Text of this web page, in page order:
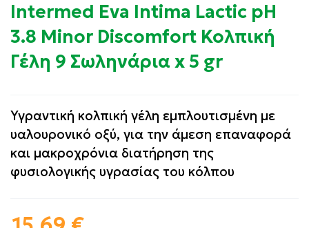
Intermed Eva Intima Lactic pH
3.8 Minor Discomfort Κολπική
Γέλη 9 Σωληνάρια x 5 gr
Υγραντική κολπική γέλη εμπλουτισμένη με
υαλουρονικό οξύ, για την άμεση επαναφορά
και μακροχρόνια διατήρηση της
φυσιολογικής υγρασίας του κόλπου